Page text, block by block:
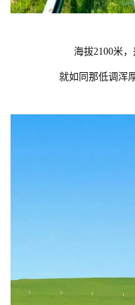
海拔2100米
就如同那低调浑